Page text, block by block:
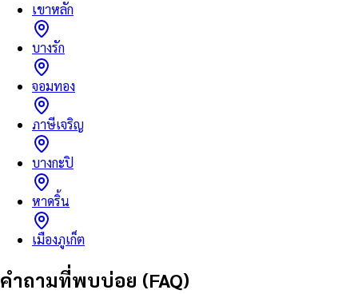
เขาหลัก
บางรัก
จอมทอง
ภาษีเจริญ
บางกะปิ
หาดริ้น
เมืองภูเก็ต
คำถามที่พบบ่อย (FAQ)